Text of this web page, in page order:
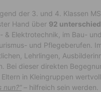
der 3. und 4. Klassen
Hand über 92
Elektrotechnik, im Bau-
und Pflegeberufen.
Lehrlingen,
Bei dieser direkten
in Kleingruppen
nun?“– hilfreich sein werden.